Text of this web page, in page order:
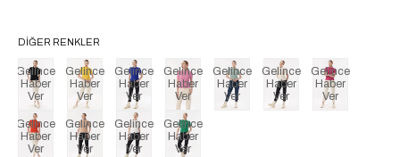
DIĞER RENKLER
Gelince
Haber
Ver
Gelince
Haber
Ver
Gelince
Haber
Ver
Gelince
Haber
Ver
Gelince
Haber
Ver
Gelince
Haber
Ver
Gelince
Haber
Ver
Gelince
Haber
Ver
Gelince
Haber
Ver
Gelince
Haber
Ver
Gelince
Haber
Ver